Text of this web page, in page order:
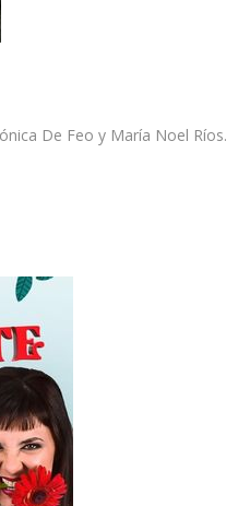
De Feo y María Noel Ríos.